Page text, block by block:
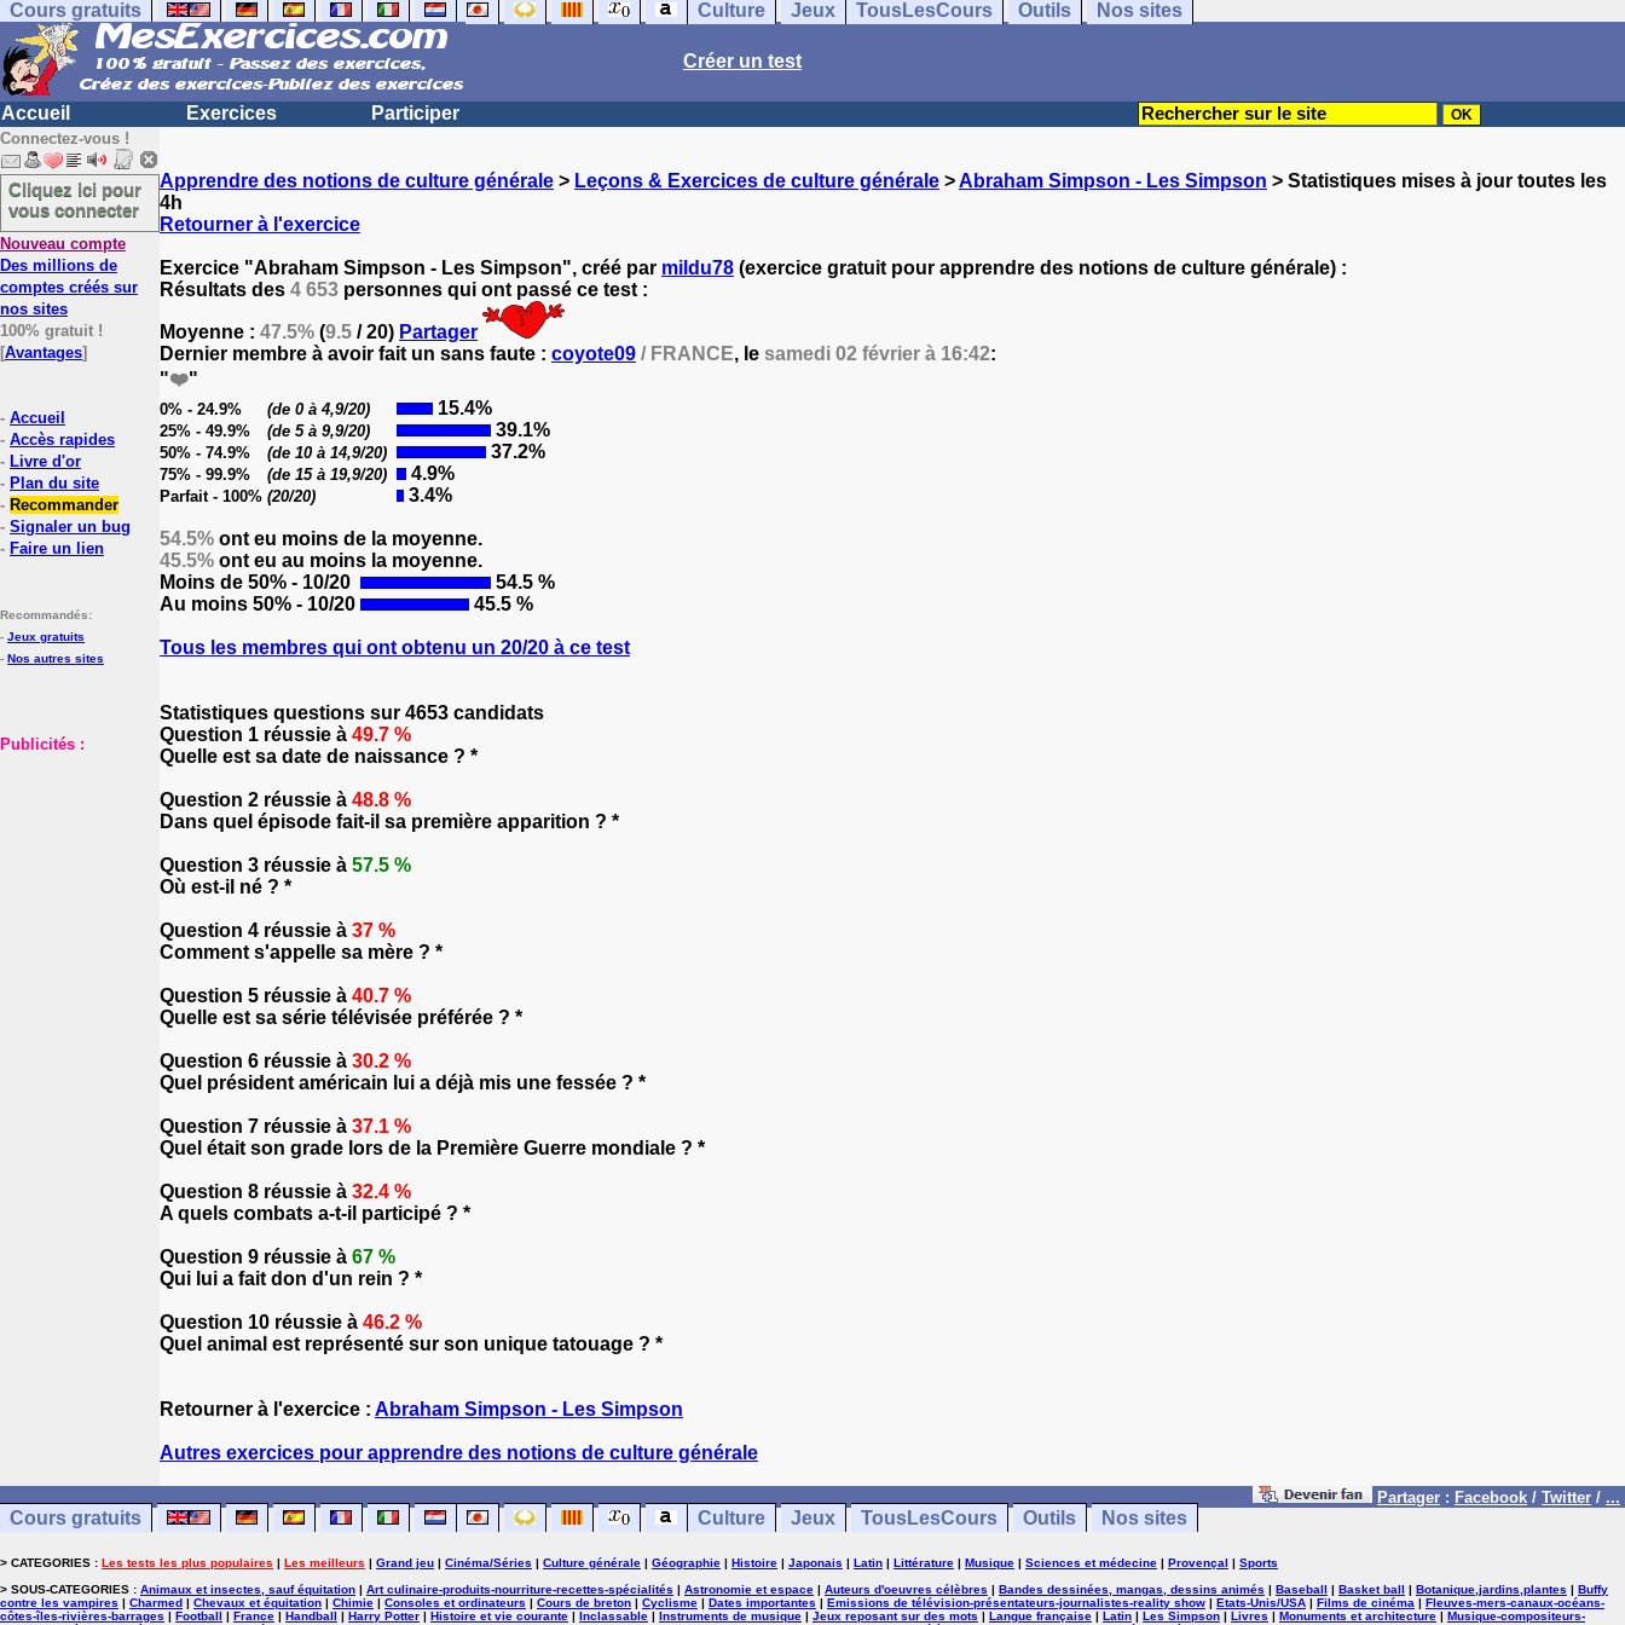
Cours gratuits Culture Jeux TousLesCours Outils Nos sites
Créer un test
Accueil Exercices Participer
Connectez-vous !
Cliquez ici pour
vous connecter
Nouveau compte
Des millions de
comptes créés sur
nos sites
100% gratuit !
[Avantages]
- Accueil
- Accès rapides
- Livre d'or
- Plan du site
- Recommander
- Signaler un bug
- Faire un lien
Recommandés:
- Jeux gratuits
- Nos autres sites
Publicités :
Apprendre des notions de culture générale > Leçons & Exercices de culture générale >Abraham Simpson - Les Simpson > Statistiques mises à jour toutes les
4h
Retourner à l'exercice
Exercice "Abraham Simpson - Les Simpson", créé par mildu78 (exercice gratuit pour apprendre des notions de culture générale) :
Résultats des 4 653 personnes qui ont passé ce test :
Moyenne : 47.5% (9.5 / 20) Partager
Dernier membre à avoir fait un sans faute : coyote09 / FRANCE, le samedi 02 février à 16:42:
"❤️"
0% - 24.9% (de 0 à 4,9/20) 15.4%
25% - 49.9% (de 5 à 9,9/20) 39.1%
50% - 74.9% (de 10 à 14,9/20) 37.2%
75% - 99.9% (de 15 à 19,9/20) 4.9%
Parfait - 100% (20/20) 3.4%
54.5% ont eu moins de la moyenne.
45.5% ont eu au moins la moyenne.
Moins de 50% - 10/20
54.5 %
Au moins 50% - 10/20
45.5 %
Tous les membres qui ont obtenu un 20/20 à ce test
Statistiques questions sur 4653 candidats
Question 1 réussie à 49.7 %
Quelle est sa date de naissance ? *
Question 2 réussie à 48.8 %
Dans quel épisode fait-il sa première apparition ? *
Question 3 réussie à 57.5 %
Où est-il né ? *
Question 4 réussie à 37 %
Comment s'appelle sa mère ? *
Question 5 réussie à 40.7 %
Quelle est sa série télévisée préférée ? *
Question 6 réussie à 30.2 %
Quel président américain lui a déjà mis une fessée ? *
Question 7 réussie à 37.1 %
Quel était son grade lors de la Première Guerre mondiale ? *
Question 8 réussie à 32.4 %
A quels combats a-t-il participé ? *
Question 9 réussie à 67 %
Qui lui a fait don d'un rein ? *
Question 10 réussie à 46.2 %
Quel animal est représenté sur son unique tatouage ? *
Retourner à l'exercice : Abraham Simpson - Les Simpson
Autres exercices pour apprendre des notions de culture générale
Partager : Facebook / Twitter / ...
Cours gratuits Culture Jeux TousLesCours Outils Nos sites
> CATEGORIES : Les tests les plus populaires | Les meilleurs | Grand jeu | Cinéma/Séries | Culture générale | Géographie | Histoire | Japonais | Latin | Littérature | Musique | Sciences et médecine | Provençal | Sports
> SOUS-CATEGORIES : Animaux et insectes, sauf équitation | Art culinaire-produits-nourriture-recettes-spécialités | Astronomie et espace | Auteurs d'oeuvres célèbres | Bandes dessinées, mangas, dessins animés | Baseball | Basket ball | Botanique,jardins,plantes | Buffy
contre les vampires | Charmed | Chevaux et équitation | Chimie | Consoles et ordinateurs | Cours de breton | Cyclisme | Dates importantes | Emissions de télévision-présentateurs-journalistes-reality show | Etats-Unis/USA | Films de cinéma | Fleuves-mers-canaux-océans-
côtes-îles-rivières-barrages | Football | France | Handball | Harry Potter | Histoire et vie courante | Inclassable | Instruments de musique | Jeux reposant sur des mots | Langue française | Latin | Les Simpson | Livres | Monuments et architecture | Musique-compositeurs-